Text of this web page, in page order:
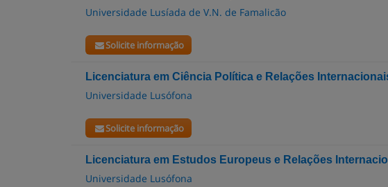
Universidade Lusíada de V.N. de Famalicão
Solicite informação
Licenciatura em Ciência Política e Relações
Universidade Lusófona
Solicite informação
Licenciatura em Estudos Europeus e Relações
Universidade Lusófona